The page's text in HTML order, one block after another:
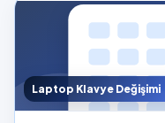
Laptop Klavye Değişimi